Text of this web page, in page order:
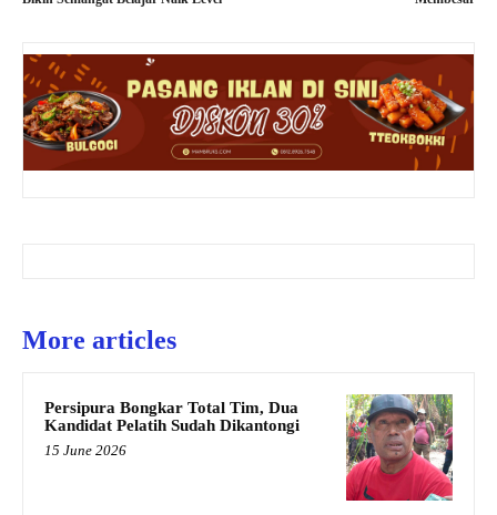
More articles
Persipura Bongkar Total Tim, Dua
Kandidat Pelatih Sudah Dikantongi
15 June 2026